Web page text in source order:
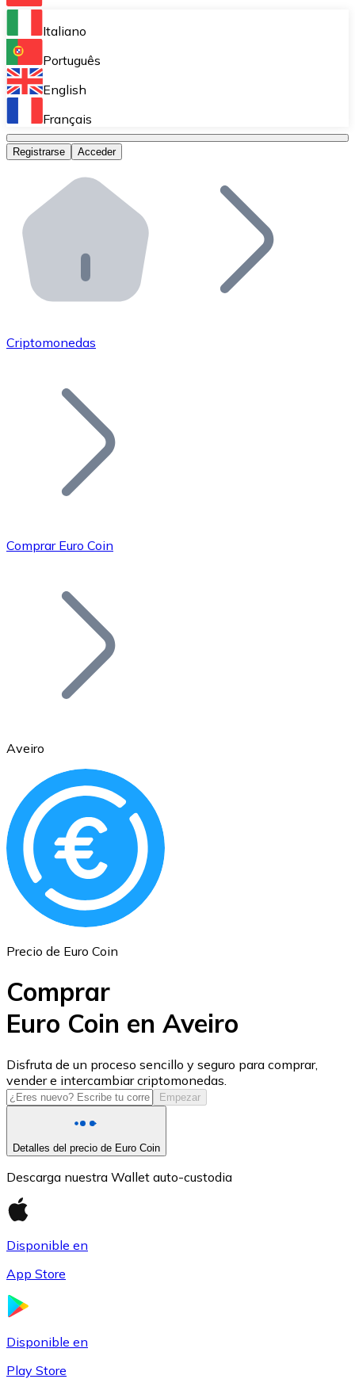
Bitnovo Ramp
Integra nuestra solución en tu plataforma.
Bitnovo Giftcards
Bitnovo OTC
Bitnovo ATM
Integra un ATM Bitnovo en tu negocio y permite que
Bitnovo API
Integra nuestra API en tu ecosistema.
Únete a nuestra red de distribuidores.
Añade tu proyecto a nuestro ecosistema.
Bitcoin
Ethereum
ETH
USD Coin
USDC
Italiano
Português
English
Français
Registrarse Acceder
Criptomonedas
Comprar Euro Coin
Aveiro
Precio de Euro Coin
Comprar
Euro Coin en Aveiro
Disfruta de un proceso sencillo y seguro para comprar,
vender e intercambiar criptomonedas.
Empezar
Detalles del precio de Euro Coin
Descarga nuestra Wallet auto-custodia
Disponible en
App Store
Disponible en
Play Store